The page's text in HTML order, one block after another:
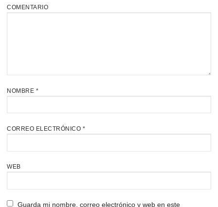
COMENTARIO
NOMBRE *
CORREO ELECTRÓNICO *
WEB
Guarda mi nombre, correo electrónico y web en este